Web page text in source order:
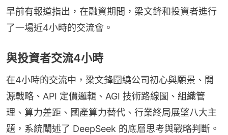
早前有報道指出，在融資期間，梁文鋒和投資者進行
了一場近4小時的交流會。
與投資者交流4小時
在4小時的交流中，梁文鋒圍繞公司初心與願景、開
源戰略、API 定價邏輯、AGI 技術路線圖、組織管
理、算力差距、國產算力替代、行業終局展望八大主
題，系統闡述了 DeepSeek 的底層思考與戰略判斷。